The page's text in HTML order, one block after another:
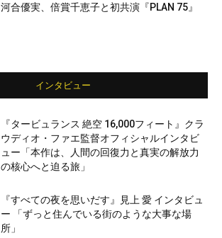
河合優実、倍賞千恵子と初共演『PLAN 75』
インタビュー
『タービュランス 絶空 16,000フィート』クラ
ウディオ・ファエ監督オフィシャルインタビ
ュー「本作は、人間の回復力と真実の解放力
の核心へと迫る旅」
『すべての夜を思いだす』見上 愛 インタビュ
ー 「ずっと住んでいる街のような大事な場
所」